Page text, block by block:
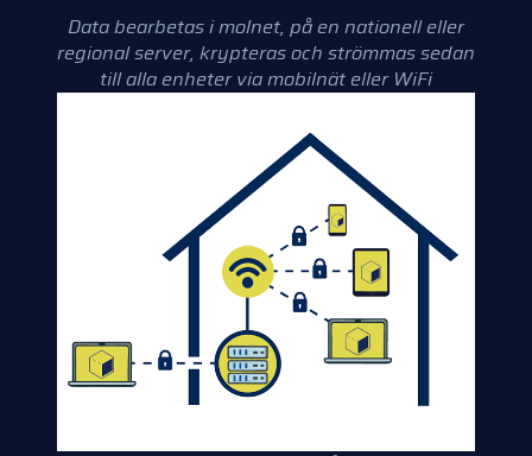
Data bearbetas i molnet, på en nationell eller
regional server, krypteras och strömmas sedan
till alla enheter via mobilnät eller WiFi